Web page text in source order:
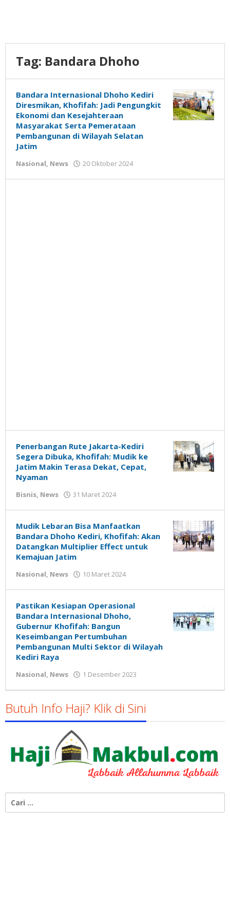
Tag: Bandara Dhoho
Bandara Internasional Dhoho Kediri
Diresmikan, Khofifah: Jadi Pengungkit
Ekonomi dan Kesejahteraan
Masyarakat Serta Pemerataan
Pembangunan di Wilayah Selatan
Jatim
Nasional, News 20 Oktober 2024
Susanto
Penerbangan Rute Jakarta-Kediri
Segera Dibuka, Khofifah: Mudik ke
Jatim Makin Terasa Dekat, Cepat,
Nyaman
Bisnis, News 31 Maret 2024
Susanto
Mudik Lebaran Bisa Manfaatkan
Bandara Dhoho Kediri, Khofifah: Akan
Datangkan Multiplier Effect untuk
Kemajuan Jatim
Nasional, News 10 Maret 2024
Susanto
Pastikan Kesiapan Operasional
Bandara Internasional Dhoho,
Gubernur Khofifah: Bangun
Keseimbangan Pertumbuhan
Pembangunan Multi Sektor di Wilayah
Kediri Raya
Nasional, News 1 Desember 2023
Susanto
Butuh Info Haji? Klik di Sini
untuk: